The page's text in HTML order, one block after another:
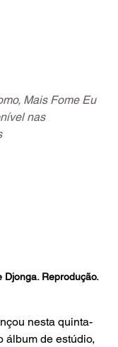
Mais Fome Eu
nas
Djonga. Reprodução.
nesta quinta-
álbum de estúdio,